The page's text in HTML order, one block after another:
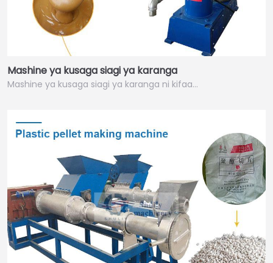
Mashine ya kusaga siagi ya karanga
Mashine ya kusaga siagi ya karanga ni kifaa…